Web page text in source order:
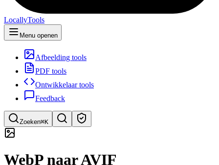
LocallyTools
Menu openen
Afbeelding tools
PDF tools
Ontwikkelaar tools
Feedback
Zoeken⌘K
Snel tools zoeken
WebP naar AVIF